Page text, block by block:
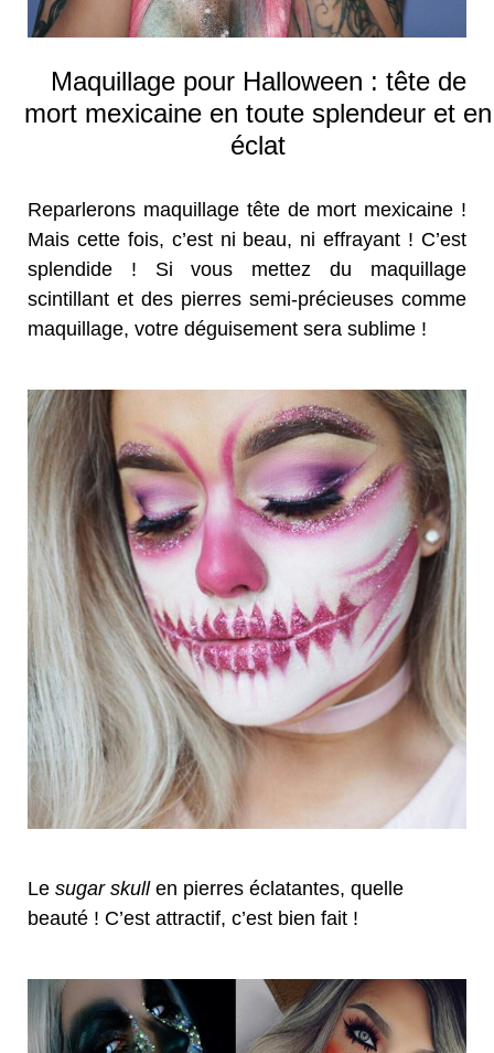
Maquillage pour Halloween : tête de
mort mexicaine en toute splendeur et en
éclat
Reparlerons maquillage tête de mort mexicaine !
Mais cette fois, c’est ni beau, ni effrayant ! C’est
splendide ! Si vous mettez du maquillage
scintillant et des pierres semi-précieuses comme
maquillage, votre déguisement sera sublime !
Le sugar skullen pierres éclatantes, quelle
beauté ! C’est attractif, c’est bien fait !